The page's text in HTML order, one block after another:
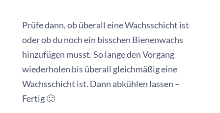
Prüfe dann, ob überall eine Wachsschicht ist
oder ob du noch ein bisschen Bienenwachs
hinzufügen musst. So lange den Vorgang
wiederholen bis überall gleichmäßig eine
Wachsschicht ist. Dann abkühlen lassen –
Fertig 🙂